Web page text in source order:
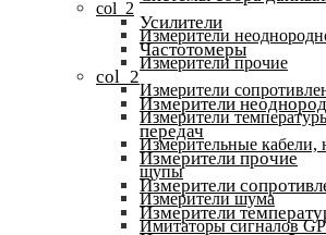
col_2
Измерители
Измерители прочие
Измерители
Измерители
Измерительные кабели,
щупы
Измерители шума
Имитаторы сигналов
Усилители
Частотомеры
col_2
Измерители
передач
Измерители прочие
Измерители
Измерители